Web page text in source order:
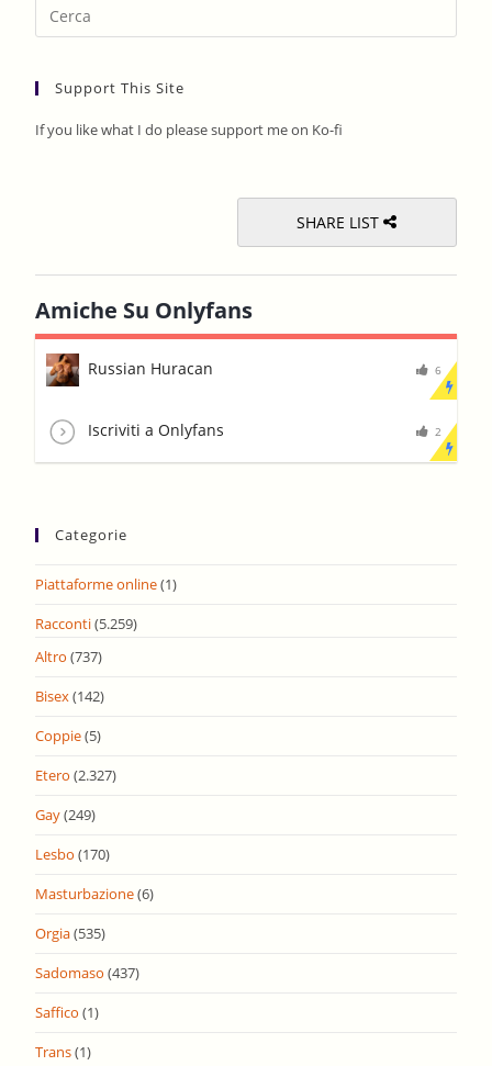
Support This Site
If you like what I do please support me on Ko-fi
SHARE LIST
Amiche Su Onlyfans
Russian Huracan 6
Iscriviti a Onlyfans 2
Categorie
Piattaforme online(1)
Racconti(5.259)
Altro (737)
Bisex(142)
Coppie(5)
Etero (2.327)
Gay(249)
Lesbo (170)
Masturbazione(6)
Orgia(535)
Sadomaso (437)
Saffico (1)
Trans(1)